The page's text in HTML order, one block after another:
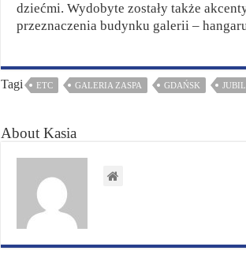
dziećmi. Wydobyte zostały także
przeznaczenia budynku galerii –
Tagi ETC GALERIA ZASPA GDAŃSK
About Kasia